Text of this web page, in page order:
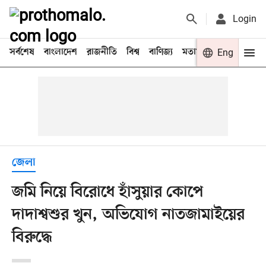
Login
সর্বশেষ বাংলাদেশ রাজনীতি বিশ্ব বাণিজ্য মতামত খেলা
Eng
জেলা
জমি নিয়ে বিরোধে হাঁসুয়ার কোপে
দাদাশ্বশুর খুন, অভিযোগ নাতজামাইয়ের
বিরুদ্ধে